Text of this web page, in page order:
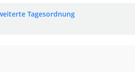
Tagesordnung